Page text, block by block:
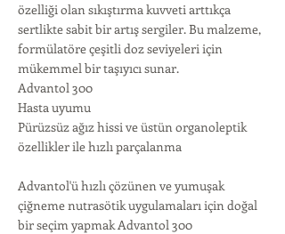
özelliği olan sıkıştırma kuvveti arttıkça
sertlikte sabit bir artış sergiler. Bu malzeme,
formülatöre çeşitli doz seviyeleri için
mükemmel bir taşıyıcı sunar.
Advantol 300
Hasta uyumu
Pürüzsüz ağız hissi ve üstün organoleptik
özellikler ile hızlı parçalanma
Advantol'ü hızlı çözünen ve yumuşak
çiğneme nutrasötik uygulamaları için doğal
bir seçim yapmak Advantol 300